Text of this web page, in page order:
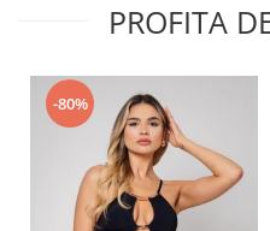
PROFITA
-80%